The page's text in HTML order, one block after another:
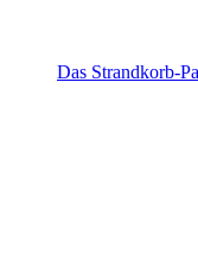
Das Strandkorb-